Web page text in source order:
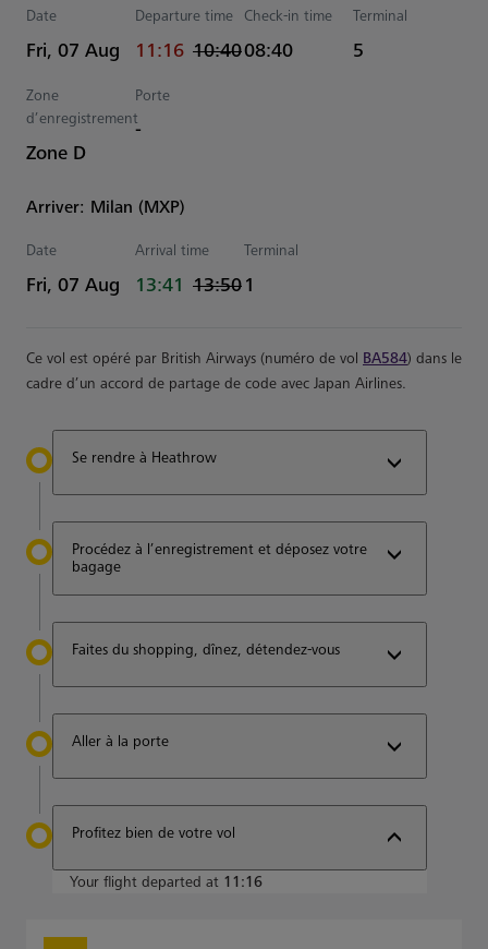
Date
Fri, 07 Aug
Departure time
actual Heure
11:16
Estimated Heure
10:40
Check-in time
08:40
Terminal
5
Zone
d’enregistrement
Zone D
Porte
-
Arriver: Milan (MXP)
Date
Fri, 07 Aug
Arrival time
actual Heure
13:41
Estimated Heure
13:50
Terminal
1
Ce vol est opéré par British Airways (numéro de vol BA584) dans le
cadre d’un accord de partage de code avec Japan Airlines.
Se rendre à Heathrow
Procédez à l’enregistrement et déposez votre
bagage
Faites du shopping, dînez, détendez-vous
Aller à la porte
Profitez bien de votre vol
Your flight departed at 11:16